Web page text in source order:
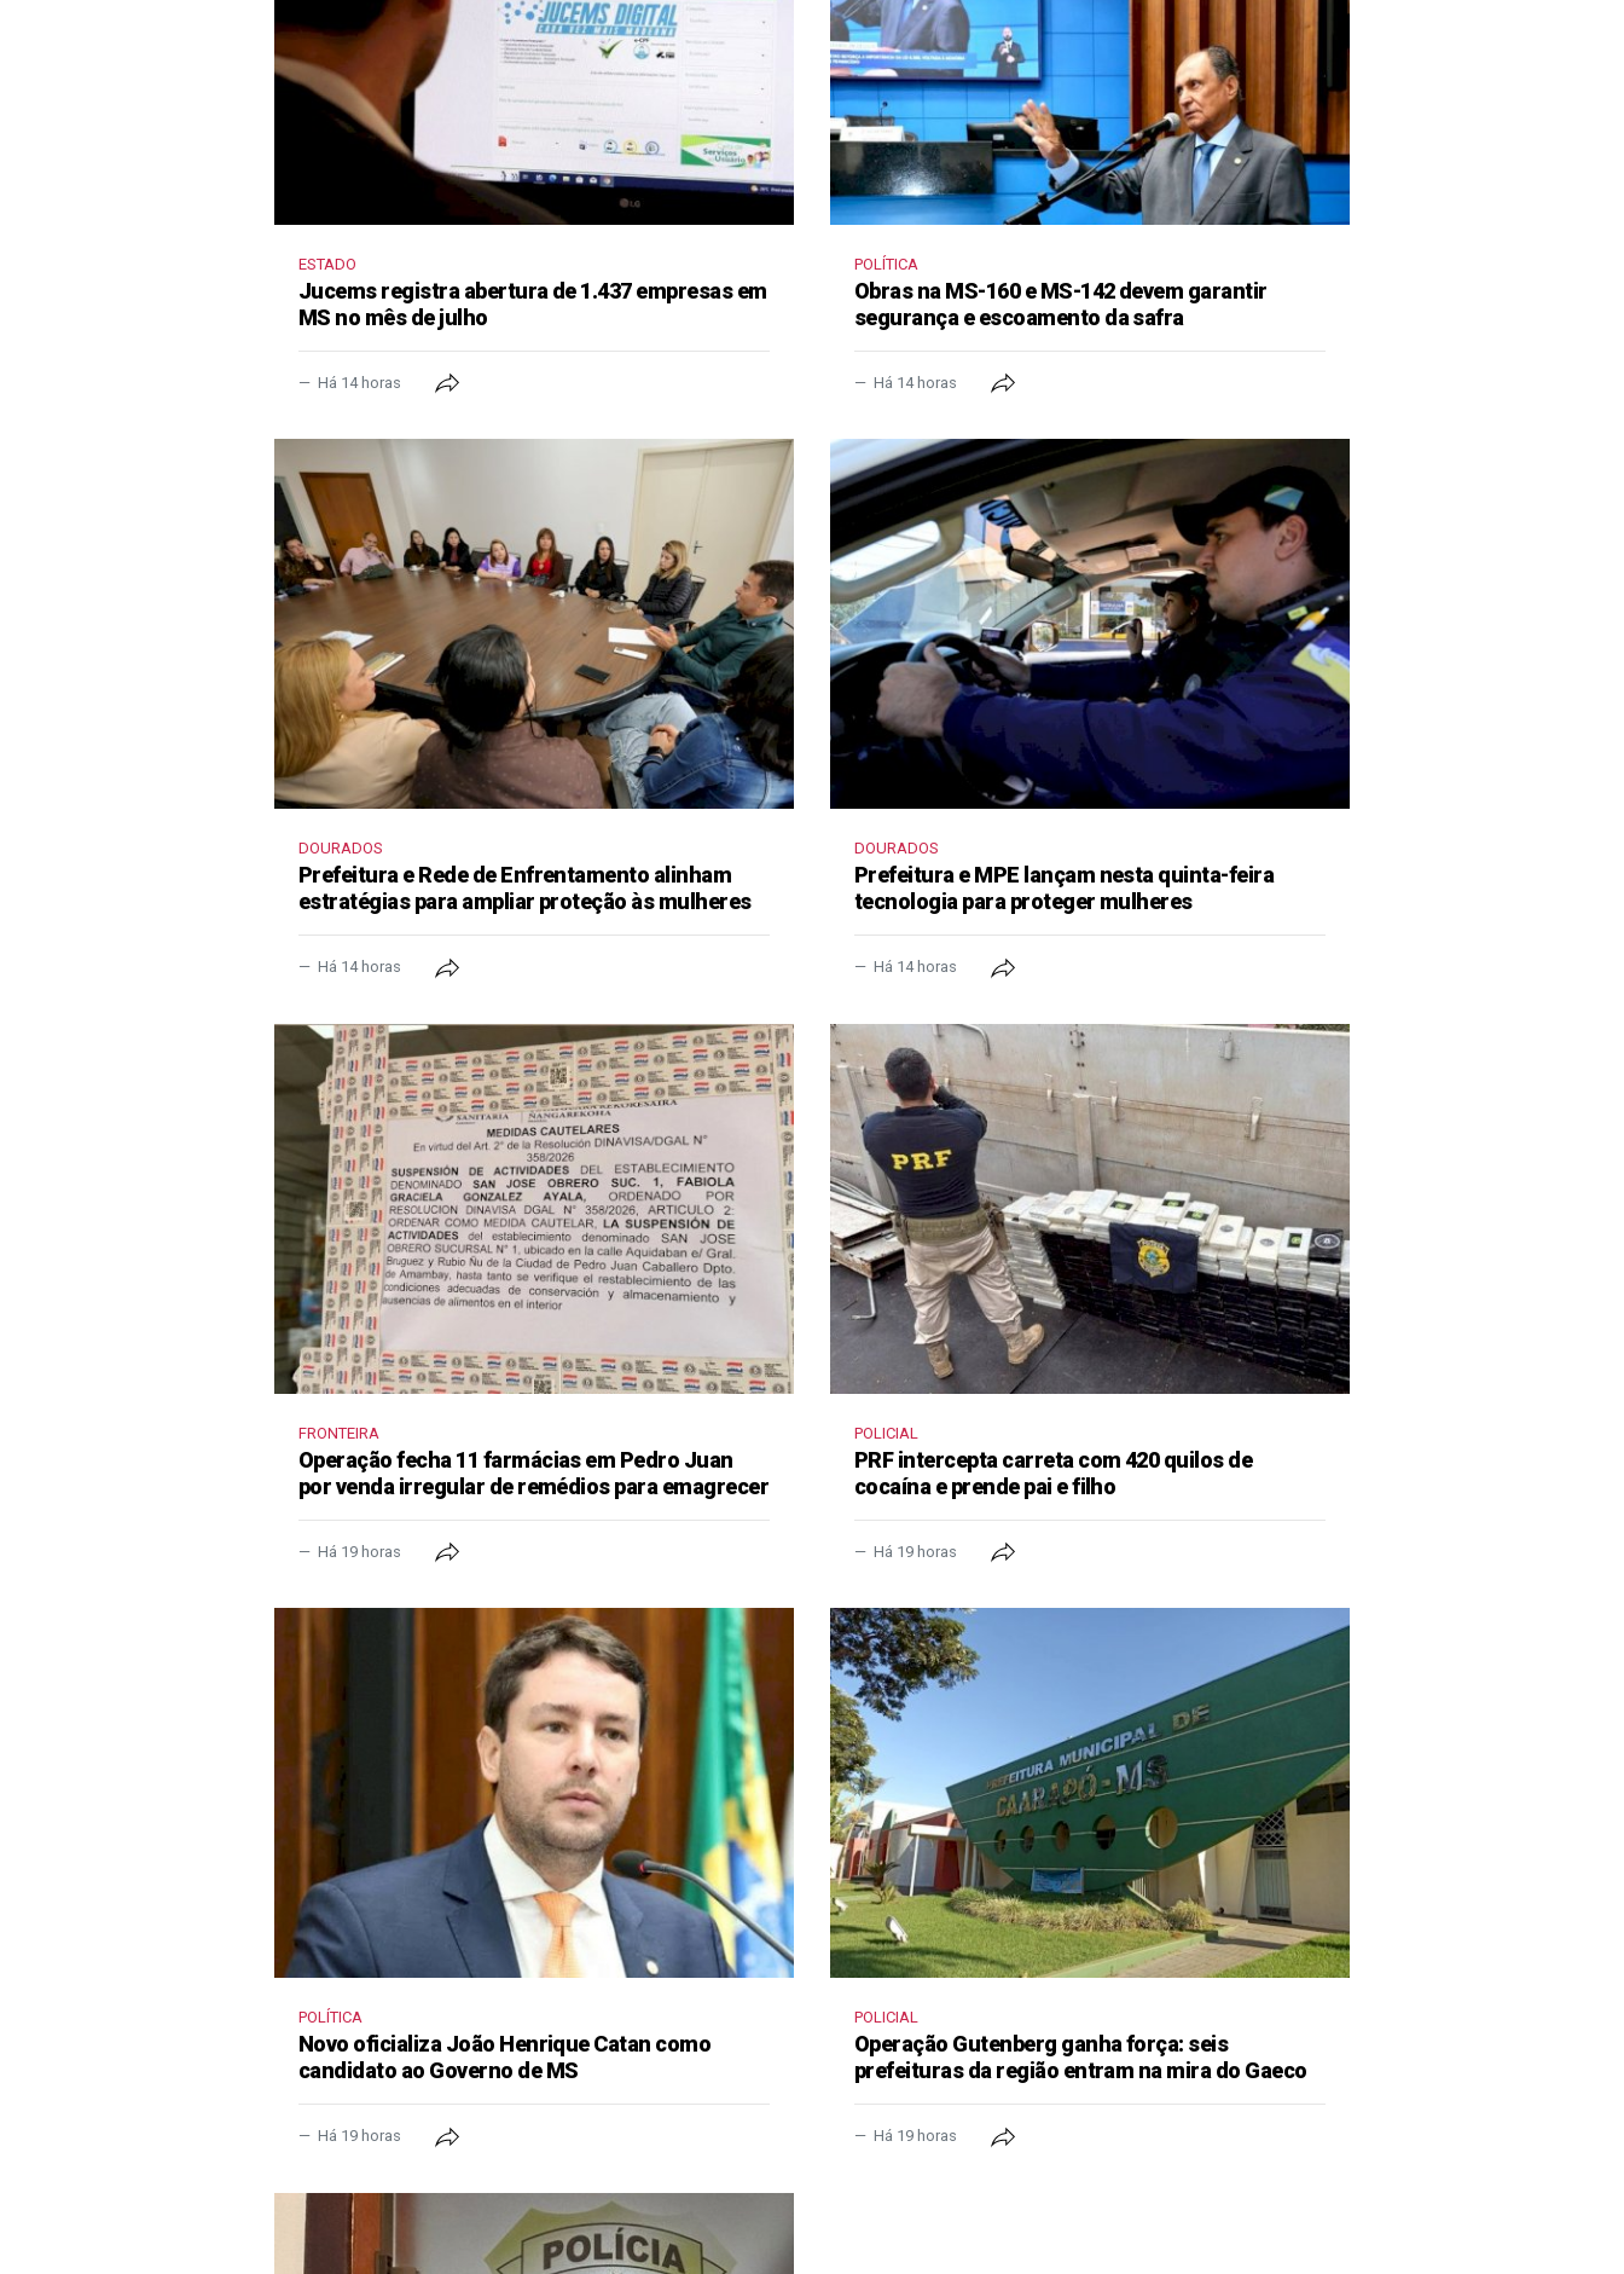
ESTADO
Jucems registra abertura de 1.437 empresas em
MS no mês de julho
Há 14 horas
POLÍTICA
Obras na MS-160 e MS-142 devem garantir
segurança e escoamento da safra
Há 14 horas
DOURADOS
Prefeitura e Rede de Enfrentamento alinham
estratégias para ampliar proteção às mulheres
Há 14 horas
DOURADOS
Prefeitura e MPE lançam nesta quinta-feira
tecnologia para proteger mulheres
Há 14 horas
FRONTEIRA
Operação fecha 11 farmácias em Pedro Juan
por venda irregular de remédios para emagrecer
Há 19 horas
POLICIAL
PRF intercepta carreta com 420 quilos de
cocaína e prende pai e filho
Há 19 horas
POLÍTICA
Novo oficializa João Henrique Catan como
candidato ao Governo de MS
Há 19 horas
POLICIAL
Operação Gutenberg ganha força: seis
prefeituras da região entram na mira do Gaeco
Há 19 horas